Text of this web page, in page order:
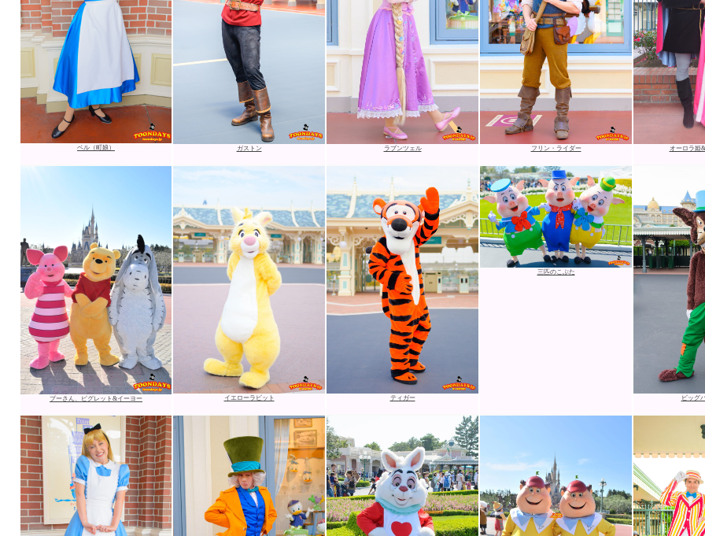
ベル（町娘） ガストン ラプンツェル フリン・ライダー オーロラ姫
プーさん、ピグレット&イーヨー イエローラビット ティガー
三匹のこぶた
ビッグ